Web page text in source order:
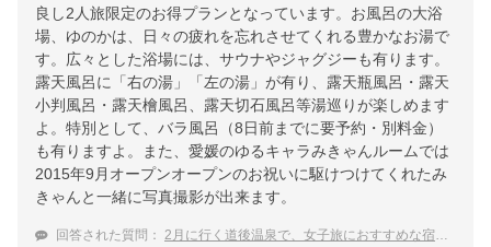
良し2人旅限定のお得プランとなっています。お風呂の大浴
場、ゆのかは、日々の疲れを忘れさせてくれる豊かなお湯で
す。広々とした浴場には、サウナやジャグジーも有ります。
露天風呂に「右の湯」「左の湯」が有り、露天瓶風呂・露天
小判風呂・露天檜風呂、露天切石風呂等湯巡りが楽しめます
よ。特別として、バラ風呂（8日前までに要予約・別料金）
も有りますよ。また、愛媛のゆるキャラみきゃんルームでは
2015年9月オープンオープンのお祝いに駆けつけてくれたみ
きゃんと一緒に写真撮影が出来ます。
回答された質問： 2月に行く道後温泉で、女子旅におすすめな宿は？